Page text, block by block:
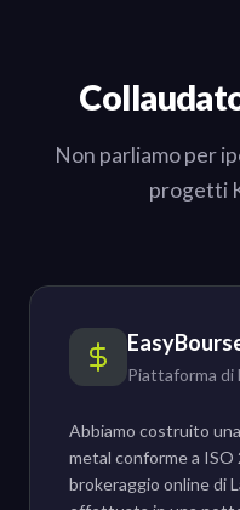
Non parliamo per
progetti
Piattaforma di
Abbiamo costruito
metal conforme a ISO
brokeraggio online di